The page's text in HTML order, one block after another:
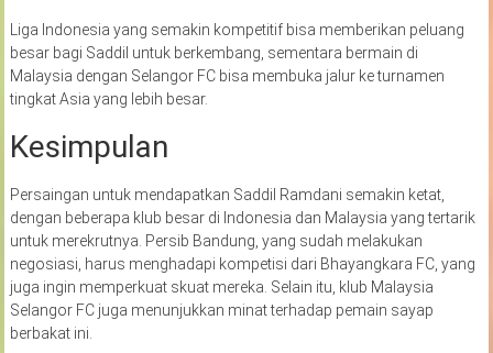
Liga Indonesia yang semakin kompetitif bisa memberikan peluang
besar bagi Saddil untuk berkembang, sementara bermain di
Malaysia dengan Selangor FC bisa membuka jalur ke turnamen
tingkat Asia yang lebih besar.
Kesimpulan
Persaingan untuk mendapatkan Saddil Ramdani semakin ketat,
dengan beberapa klub besar di Indonesia dan Malaysia yang tertarik
untuk merekrutnya. Persib Bandung, yang sudah melakukan
negosiasi, harus menghadapi kompetisi dari Bhayangkara FC, yang
juga ingin memperkuat skuat mereka. Selain itu, klub Malaysia
Selangor FC juga menunjukkan minat terhadap pemain sayap
berbakat ini.